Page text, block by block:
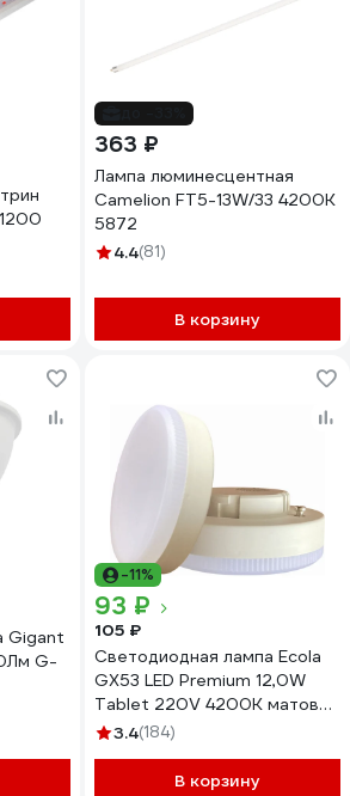
363 ₽
Лампа люминесцентная
Camelion FT5-13W/33 4200K
5872
4.4(81)
В корзину
Gigant
G-
-11%
93 ₽
105 ₽
Светодиодная лампа Ecola
GX53 LED Premium 12,0W
Tablet 220V 4200K матовая
27x75 T5UV12ELC
3.4(184)
В корзину